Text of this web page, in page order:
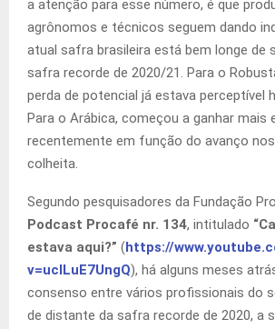
a atenção para esse número, é que
agrônomos e técnicos seguem dando
atual safra brasileira está bem longe de
safra recorde de 2020/21. Para o
perda de potencial já estava perceptível
Para o Arábica, começou a ganhar mais
recentemente em função do avanço
colheita.
Segundo pesquisadores da Fundação
Podcast Procafé nr. 134, intitulado
estava aqui?” (https://
v=uclLuE7UngQ), há alguns meses
consenso entre vários profissionais do
de distante da safra recorde de 2020, a